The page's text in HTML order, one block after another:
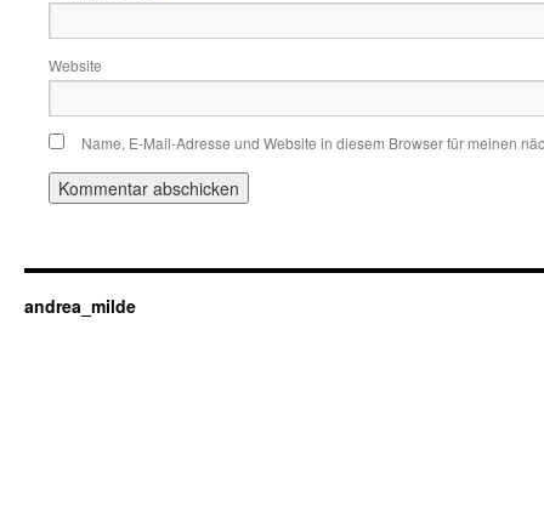
Website
Name, E-Mail-Adresse und Website in diesem Browser für meinen
andrea_milde